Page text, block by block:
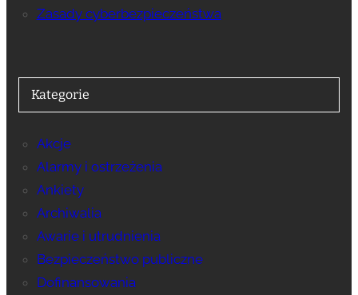
Zasady cyberbezpieczeństwa
Kategorie
Akcje
Alarmy i ostrzeżenia
Ankiety
Archiwalia
Awarie i utrudnienia
Bezpieczeństwo publiczne
Dofinansowania